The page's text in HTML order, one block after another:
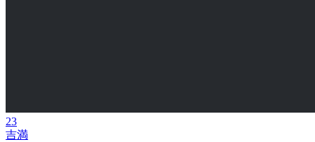
23
吉満